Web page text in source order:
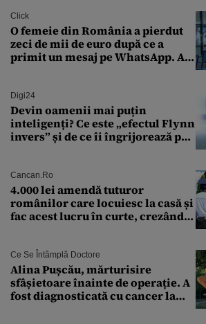
Click
O femeie din România a pierdut
zeci de mii de euro după ce a
primit un mesaj pe WhatsApp. A
Digi24
Devin oamenii mai puțin
inteligenți? Ce este „efectul Flynn
invers” și de ce îi îngrijorează pe
Cancan.ro
4.000 lei amendă tuturor
românilor care locuiesc la casă și
fac acest lucru în curte, crezând
Ce Se Întâmplă Doctore
Alina Pușcău, mărturisire
sfâșietoare înainte de operație. A
fost diagnosticată cu cancer la